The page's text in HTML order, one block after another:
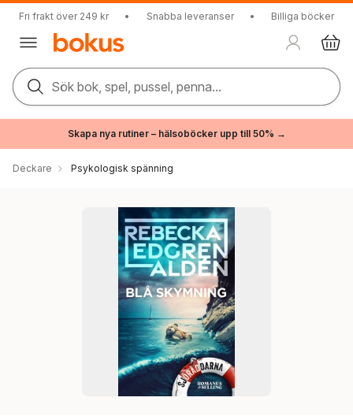
Fri frakt över 249 kr • Snabba leveranser • Billiga böcker
Sök bok, spel, pussel, penna...
Skapa nya rutiner – hälsoböcker upp till 50% →
Deckare Psykologisk spänning